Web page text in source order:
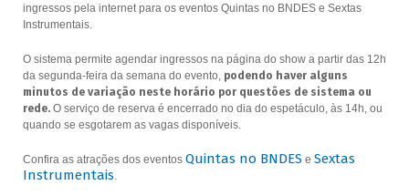
ingressos pela internet para os eventos Quintas no BNDES e Sextas
Instrumentais.
O sistema permite agendar ingressos na página do show a partir das 12h
da segunda-feira da semana do evento, podendo haver alguns
minutos de variação neste horário por questões de sistema ou
rede.O serviço de reserva é encerrado no dia do espetáculo, às 14h, ou
quando se esgotarem as vagas disponíveis.
Confira as atrações dos eventos Quintas no BNDES e Sextas
Instrumentais.